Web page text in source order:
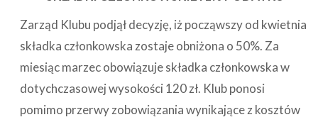
Zarząd Klubu podjął decyzję, iż począwszy od kwietnia
składka członkowska zostaje obniżona o 50%. Za
miesiąc marzec obowiązuje składka członkowska w
dotychczasowej wysokości 120 zł. Klub ponosi
pomimo przerwy zobowiązania wynikające z kosztów